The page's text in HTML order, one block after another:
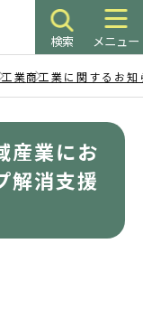
検索 メニュー
業商工業に関するお知
産業にお
解消支援